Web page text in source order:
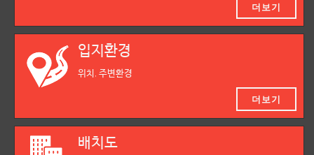
더보기
입지환경
위치, 주변환경
더보기
배치도